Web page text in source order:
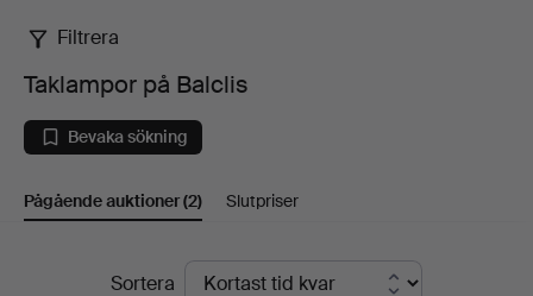
Taklampor
på
Balclis
Filtrera
Taklampor på Balclis
Bevaka sökning
Pågående auktioner(2) Slutpriser
PågåendeSortera